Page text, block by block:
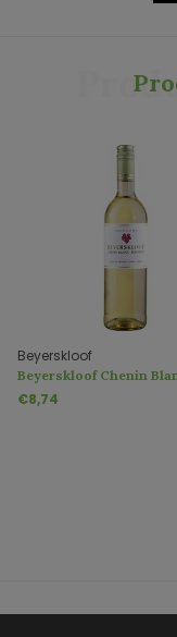
Beyerskloof
Beyerskloof Chenin
Pinotage
€8,74